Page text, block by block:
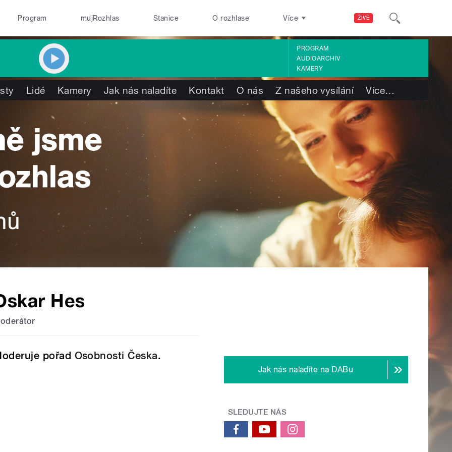
ŽIVĚ
Program mujRozhlas Stanice O rozhlase Více
PROGRAM
AUDIOARCHIV
KAMERY
Lidé Kamery Jak nás naladíte Kontakt O nás Z našeho vysílání Více…
Hes
pořad Osobnosti Česka.
Jak nás naladíte na DABu
SLEDUJTE NÁS